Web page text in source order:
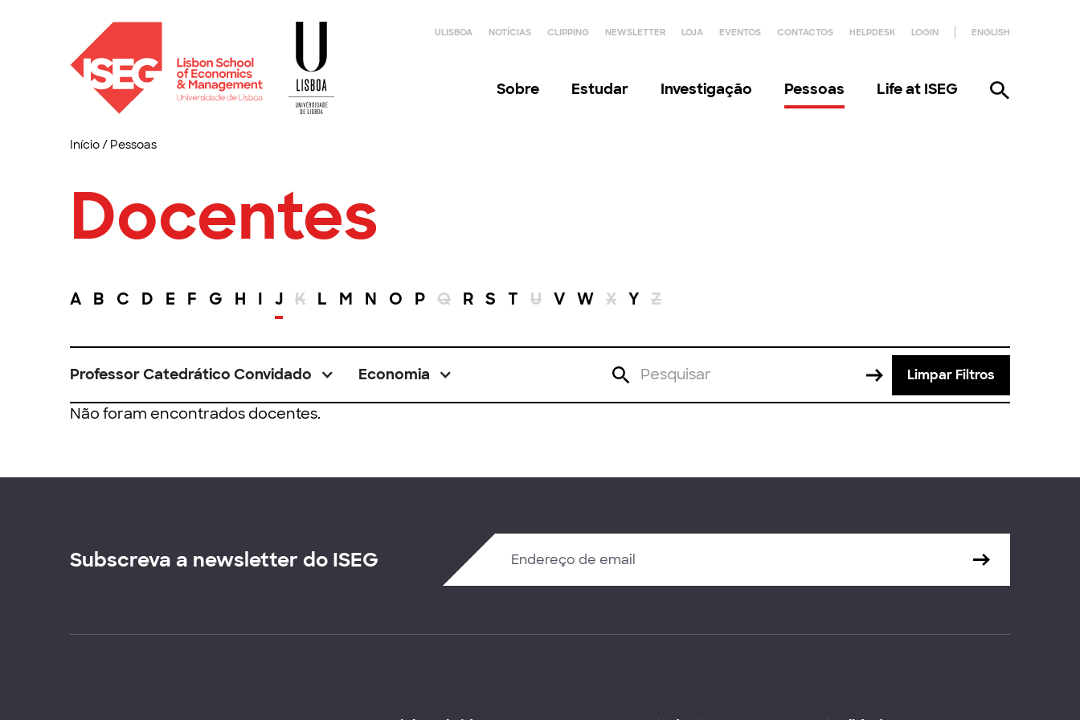
ULISBOA NOTÍCIAS CLIPPING NEWSLETTER LOJA EVENTOS CONTACTOS HELPDESK LOGIN ENGLISH
Sobre Estudar Investigação Pessoas Life at ISEG
Início/ Pessoas
Docentes
A B C D E F G H I J K L M N O P Q R S T U V W X Y Z
Professor Catedrático Convidado Economia Limpar Filtros
Não foram encontrados docentes.
Subscreva a newsletter do ISEG